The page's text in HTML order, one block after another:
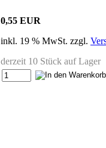
0,55 EUR
inkl. 19 % MwSt. zzgl.
derzeit 10 Stück auf Lager